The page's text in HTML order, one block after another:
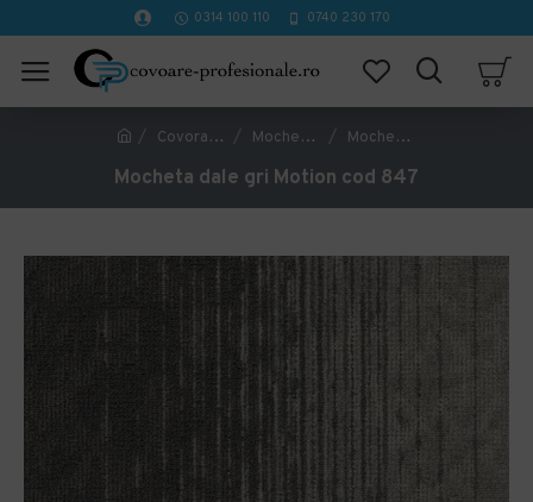
0314 100 110 0740 230 170
Covorase Profesionale Mochete Birou si Horeca Mocheta dale gri Motion cod 847
Mocheta dale gri Motion cod 847